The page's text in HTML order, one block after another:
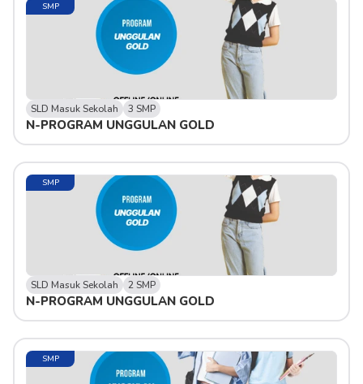
SMP
SLD Masuk Sekolah 3 SMP
N-PROGRAM UNGGULAN GOLD
SMP
SLD Masuk Sekolah 2 SMP
N-PROGRAM UNGGULAN GOLD
SMP